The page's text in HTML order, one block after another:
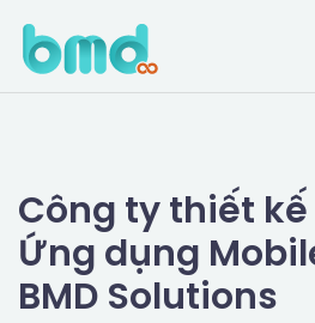
Công ty thiết
Ứng dụng
BMD Solutions